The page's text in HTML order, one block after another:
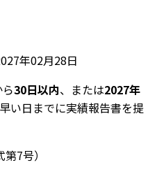
年02月28日
30日以内、または2027年
い日までに実績報告書を提
7号）